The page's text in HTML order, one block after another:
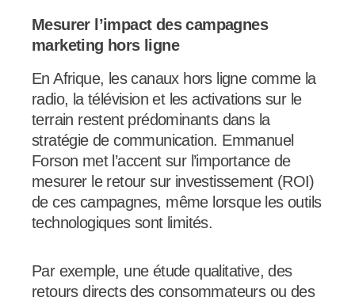
Mesurer l’impact des campagnes
marketing hors ligne
En Afrique, les canaux hors ligne comme la
radio, la télévision et les activations sur le
terrain restent prédominants dans la
stratégie de communication. Emmanuel
Forson met l’accent sur l’importance de
mesurer le retour sur investissement (ROI)
de ces campagnes, même lorsque les outils
technologiques sont limités.
Par exemple, une étude qualitative, des
retours directs des consommateurs ou des